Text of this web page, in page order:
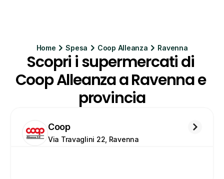
Home Spesa Coop Alleanza Ravenna
Scopri i supermercati di
Coop Alleanza a Ravenna e
provincia
Coop
Via Travaglini 22, Ravenna